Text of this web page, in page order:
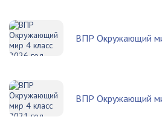
ВПР Окружающий
ВПР Окружающий